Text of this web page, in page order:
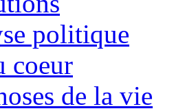
politique
coeur
de la vie